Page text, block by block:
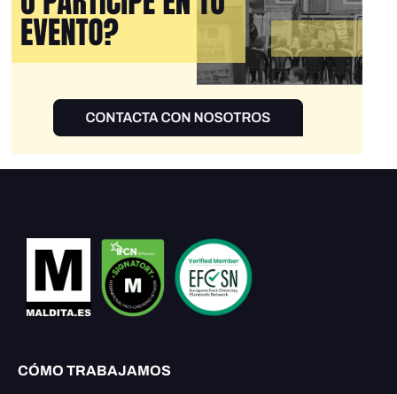
CÓMO TRABAJAMOS